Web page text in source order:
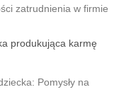
zatrudnienia w firmie
produkująca karmę
Pomysły na